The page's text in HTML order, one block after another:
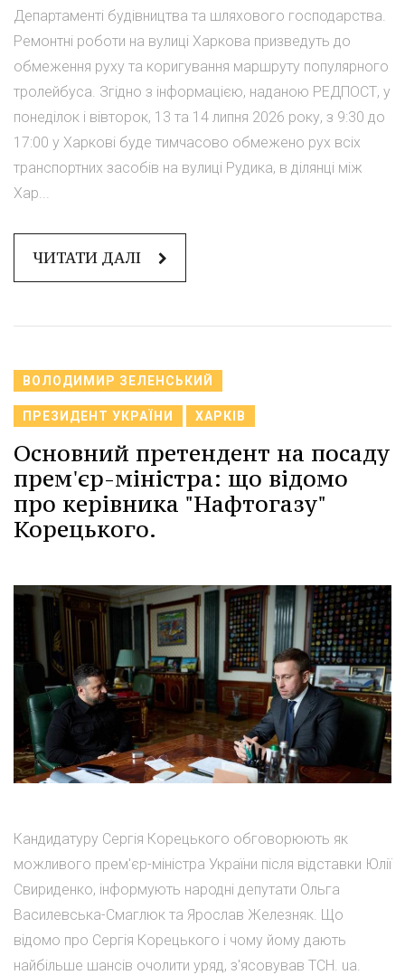
Департаменті будівництва та шляхового господарства.
Ремонтні роботи на вулиці Харкова призведуть до
обмеження руху та коригування маршруту популярного
тролейбуса. Згідно з інформацією, наданою РЕДПОСТ, у
понеділок і вівторок, 13 та 14 липня 2026 року, з 9:30 до
17:00 у Харкові буде тимчасово обмежено рух всіх
транспортних засобів на вулиці Рудика, в ділянці між
Хар...
ЧИТАТИ ДАЛІ
ВОЛОДИМИР ЗЕЛЕНСЬКИЙ
ПРЕЗИДЕНТ УКРАЇНИ ХАРКІВ
Основний претендент на посаду
прем'єр-міністра: що відомо
про керівника "Нафтогазу"
Корецького.
Кандидатуру Сергія Корецького обговорюють як
можливого прем'єр-міністра України після відставки Юлії
Свириденко, інформують народні депутати Ольга
Василевська-Смаглюк та Ярослав Железняк. Що
відомо про Сергія Корецького і чому йому дають
найбільше шансів очолити уряд, з'ясовував ТСН. ua.